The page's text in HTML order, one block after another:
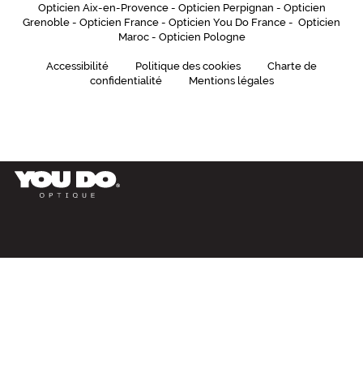
Opticien Aix-en-Provence- Opticien Perpignan - Opticien
Grenoble - Opticien France - Opticien You Do France - Opticien
Maroc- Opticien Pologne
Accessibilité Politique des cookies
Charte de
confidentialité
Mentions légales